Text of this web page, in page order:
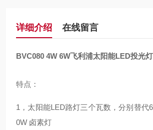
详细介绍 在线留言
BVC080 4W 6W飞利浦太阳能LED投光
特点：
1，太阳能LED路灯三个瓦数，分别替代
0W 卤素灯